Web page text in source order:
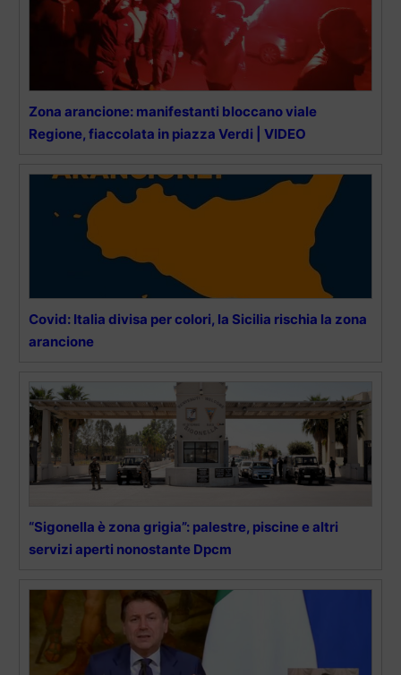
Zona arancione: manifestanti bloccano viale
Regione, fiaccolata in piazza Verdi | VIDEO
Covid: Italia divisa per colori, la Sicilia rischia la zona
arancione
“Sigonella è zona grigia”: palestre, piscine e altri
servizi aperti nonostante Dpcm